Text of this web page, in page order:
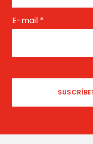
E-mail *